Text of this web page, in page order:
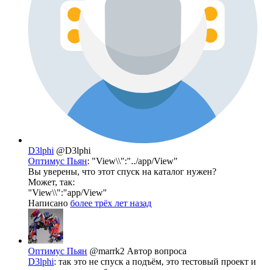
D3lphi @D3lphi
Оптимус Пьян: "View\\":"../app/View"
Вы уверены, что этот спуск на каталог нужен?
Может, так:
"View\\":"app/View"
Написано более трёх лет назад
Оптимус Пьян @marrk2 Автор вопроса
D3lphi: так это не спуск а подъём, это тестовый проект и